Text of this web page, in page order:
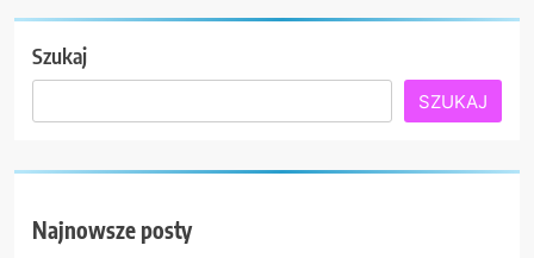
Szukaj
SZUKAJ
Najnowsze posty